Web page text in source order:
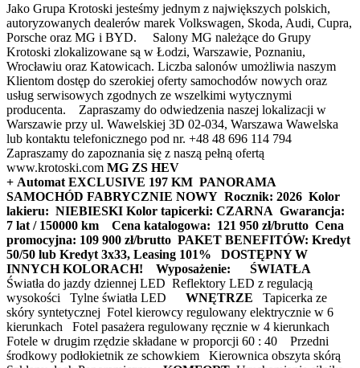
Jako Grupa Krotoski jesteśmy jednym z największych polskich,
autoryzowanych dealerów marek Volkswagen, Skoda, Audi, Cupra,
Porsche oraz MG i BYD. Salony MG należące do Grupy
Krotoski zlokalizowane są w Łodzi, Warszawie, Poznaniu,
Wrocławiu oraz Katowicach. Liczba salonów umożliwia naszym
Klientom dostęp do szerokiej oferty samochodów nowych oraz
usług serwisowych zgodnych ze wszelkimi wytycznymi
producenta. Zapraszamy do odwiedzenia naszej lokalizacji w
Warszawie przy ul. Wawelskiej 3D 02-034, Warszawa Wawelska
lub kontaktu telefonicznego pod nr. +48 48 696 114 794
Zapraszamy do zapoznania się z naszą pełną ofertą
www.krotoski.com MG ZS HEV
+ Automat EXCLUSIVE 197 KM PANORAMA
SAMOCHÓD FABRYCZNIE NOWY Rocznik: 2026 Kolor
lakieru: NIEBIESKI Kolor tapicerki: CZARNA Gwarancja:
7 lat / 150000 km
Cena katalogowa: 121 950 zł/brutto Cena
promocyjna: 109 900 zł/brutto PAKET BENEFITÓW: Kredyt
50/50 lub Kredyt 3x33, Leasing 101%
DOSTĘPNY W
INNYCH KOLORACH!
Wyposażenie:
ŚWIATŁA
Światła do jazdy dziennej LED Reflektory LED z regulacją
wysokości Tylne światła LED
WNĘTRZE
Tapicerka ze
skóry syntetycznej Fotel kierowcy regulowany elektrycznie w 6
kierunkach Fotel pasażera regulowany ręcznie w 4 kierunkach
Fotele w drugim rzędzie składane w proporcji 60 : 40 Przedni
środkowy podłokietnik ze schowkiem Kierownica obszyta skórą